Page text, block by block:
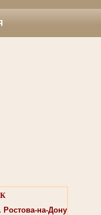
Ростова-на-Дону